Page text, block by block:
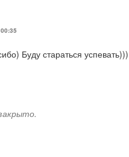
Буду стараться успевать)))